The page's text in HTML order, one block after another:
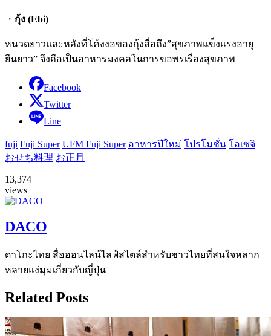
・ กุ้ง (Ebi)
หนวดยาวและหลังที่โค้งงอของกุ้งสื่อถึง”สุขภาพแข็งแรงอายุ
ยืนยาว” จึงถือเป็นอาหารมงคลในการขอพรเรื่องสุขภาพ
Facebook
Twitter
Line
fuji Fuji Super UFM Fuji Super อาหารปีใหม่ โปรโมชั่น โอเซจิ
おせち料理 お正月
13,374
views
DACO
ดาโกะไทย สื่อออนไลน์ไลฟ์สไตล์สำหรับชาวไทยที่สนใจหลาก
หลายแง่มุมเกี่ยวกับญี่ปุ่น
Related Posts